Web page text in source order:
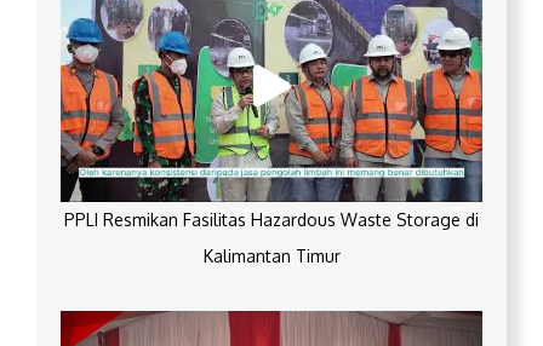
PPLI Resmikan Fasilitas Hazardous Waste Storage di
Kalimantan Timur